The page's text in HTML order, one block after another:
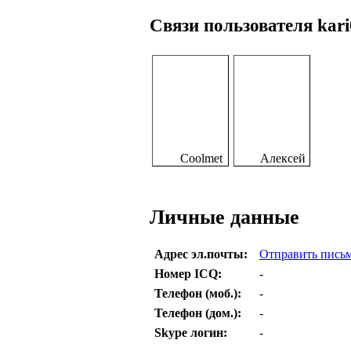
Связи пользователя
Coolmet Алексей
Личные данные
Адрес эл.почты:
Отправить
Номер ICQ:
-
Телефон (моб.):
-
Телефон (дом.):
-
Skype логин:
-